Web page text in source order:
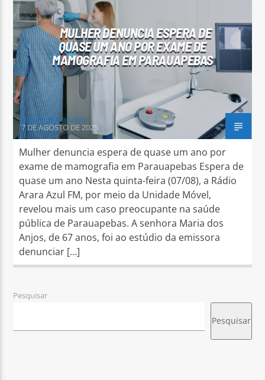
Arara Azul FM
MULHER DENUNCIA ESPERA DE
QUASE UM ANO POR EXAME DE
MAMOGRAFIA EM PARAUAPEBAS
Henrique Gonzaga
7 DE AGOSTO DE 2025
Mulher denuncia espera de quase um ano por
exame de mamografia em Parauapebas Espera de
quase um ano Nesta quinta-feira (07/08), a Rádio
Arara Azul FM, por meio da Unidade Móvel,
revelou mais um caso preocupante na saúde
pública de Parauapebas. A senhora Maria dos
Anjos, de 67 anos, foi ao estúdio da emissora
denunciar […]
Pesquisar
Pesquisar